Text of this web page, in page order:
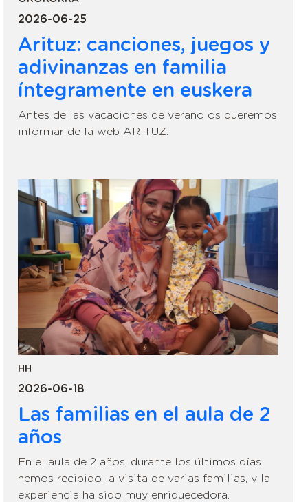
2026-06-25
Arituz: canciones, juegos y
adivinanzas en familia
íntegramente en euskera
Antes de las vacaciones de verano os queremos
informar de la web ARITUZ.
HH
2026-06-18
Las familias en el aula de 2
años
En el aula de 2 años, durante los últimos días
hemos recibido la visita de varias familias, y la
experiencia ha sido muy enriquecedora.